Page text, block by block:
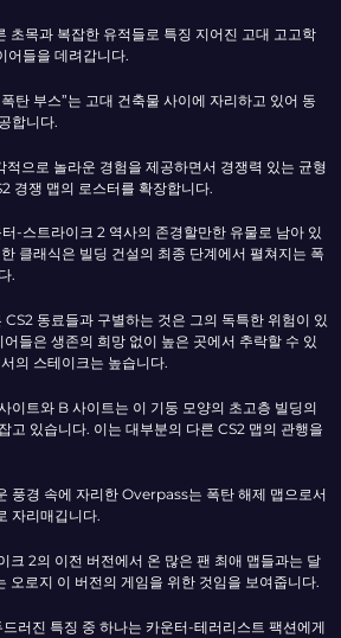
목과 복잡한 유적들로 특징 지어진 고대 고고학
어들을 데려갑니다.
탄 부스”는 고대 건축물 사이에 자리하고 있어 동
합니다.
으로 놀라운 경험을 제공하면서 경쟁력 있는 균형
경쟁 맵의 로스터를 확장합니다.
-스트라이크 2 역사의 존경할만한 유물로 남아 있
클래식은 빌딩 건설의 최종 단계에서 펼쳐지는 폭
.
동료들과 구별하는 것은 그의 독특한 위험이 있
어들은 생존의 희망 없이 높은 곳에서 추락할 수 있
의 스테이크는 높습니다.
이트와 B 사이트는 이 기둥 모양의 초고층 빌딩의
고 있습니다. 이는 대부분의 다른 CS2 맵의 관행을
풍경 속에 자리한 Overpass는 폭탄 해제 맵으로서
자리매깁니다.
크 2의 이전 버전에서 온 많은 팬 최애 맵들과는 달
오로지 이 버전의 게임을 위한 것임을 보여줍니다.
러진 특징 중 하나는 카운터-테러리스트 팩션에게